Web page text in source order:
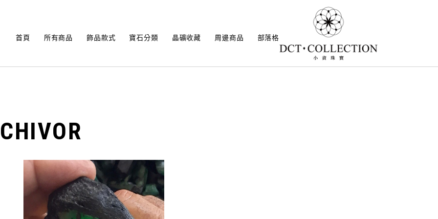
content
首頁 所有商品 飾品款式 寶石分類 晶礦收藏 周邊商品 部落格
CHIVOR